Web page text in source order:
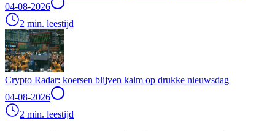
04-08-2026
2 min. leestijd
Crypto Radar: koersen blijven kalm op drukke nieuwsdag
04-08-2026
2 min. leestijd